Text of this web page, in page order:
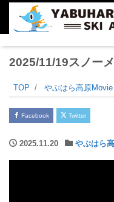
2025/11/19スノー
TOP やぶはら高原Movie
Facebook Twitter
2025.11.20 やぶはら